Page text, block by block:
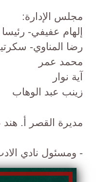
مجلس الإدارة:
إلهام عفيفي- رئيسا
رضا المناوي-
محمد عمر
آية نوار
زينب عبد الوهاب
مديرة القصر أ.
- ومسئول نادي